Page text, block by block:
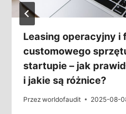
Leasing operacyjny i
customowego
startupie – jak
i jakie są różnice?
Przezworldofaudit 2025-08-